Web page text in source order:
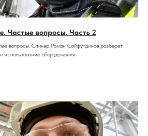
Частые вопросы. Часть 2
вопросы. Спикер Роман Сайфутдинов разберет
использование оборудования